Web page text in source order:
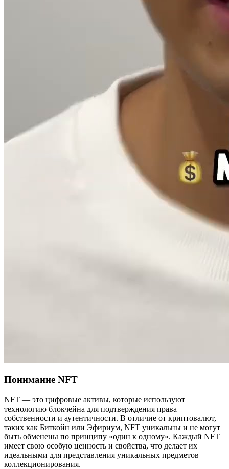
Понимание NFT
NFT — это цифровые активы, которые используют
технологию блокчейна для подтверждения права
собственности и аутентичности. В отличие от криптовалют,
таких как Биткойн или Эфириум, NFT уникальны и не могут
быть обменены по принципу «один к одному». Каждый NFT
имеет свою особую ценность и свойства, что делает их
идеальными для представления уникальных предметов
коллекционирования.